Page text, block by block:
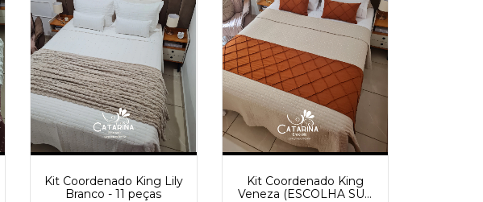
Kit Coordenado King Lily
Branco - 11 peças
Kit Coordenado King
Veneza (ESCOLHA SUA